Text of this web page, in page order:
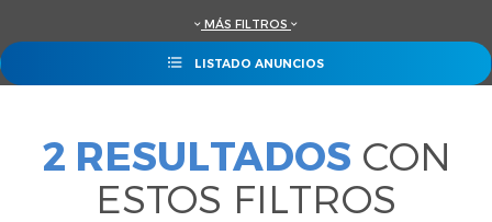
MÁS FILTROS
LISTADO ANUNCIOS
2 RESULTADOS CON
ESTOS FILTROS